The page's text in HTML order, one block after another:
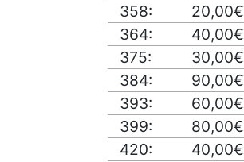
358:
20,00€
364:
40,00€
375:
30,00€
384:
90,00€
393:
60,00€
399:
80,00€
420:
40,00€